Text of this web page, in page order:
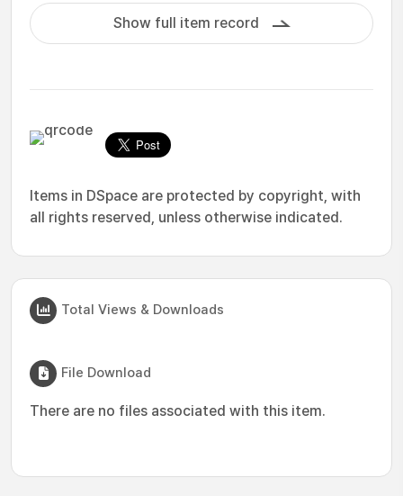
Show full item record
Items in DSpace are protected by copyright, with
all rights reserved, unless otherwise indicated.
Total Views & Downloads
File Download
There are no files associated with this item.